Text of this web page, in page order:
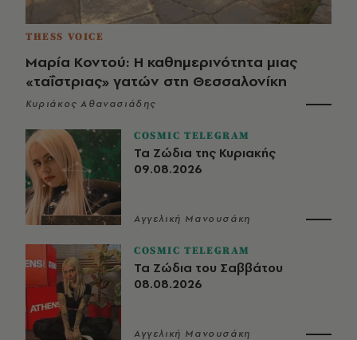
THESS VOICE
Μαρία Κοντού: Η καθημερινότητα μιας
«ταΐστριας» γατών στη Θεσσαλονίκη
Κυριάκος Αθανασιάδης
COSMIC TELEGRAM
Τα Ζώδια της Κυριακής
09.08.2026
Αγγελική Μανουσάκη
COSMIC TELEGRAM
Τα Ζώδια του Σαββάτου
08.08.2026
Αγγελική Μανουσάκη